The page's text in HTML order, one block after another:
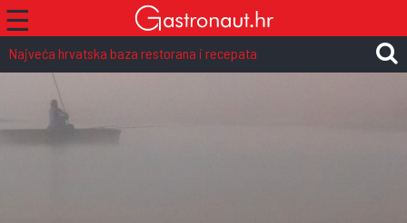
☰
Najveća hrvatska baza restorana i recepata